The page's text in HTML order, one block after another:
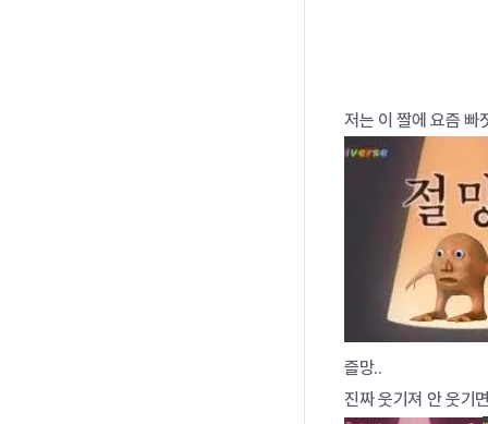
저는 이 짤에 요즘 빠
즐망..
진짜 웃기져 안 웃기